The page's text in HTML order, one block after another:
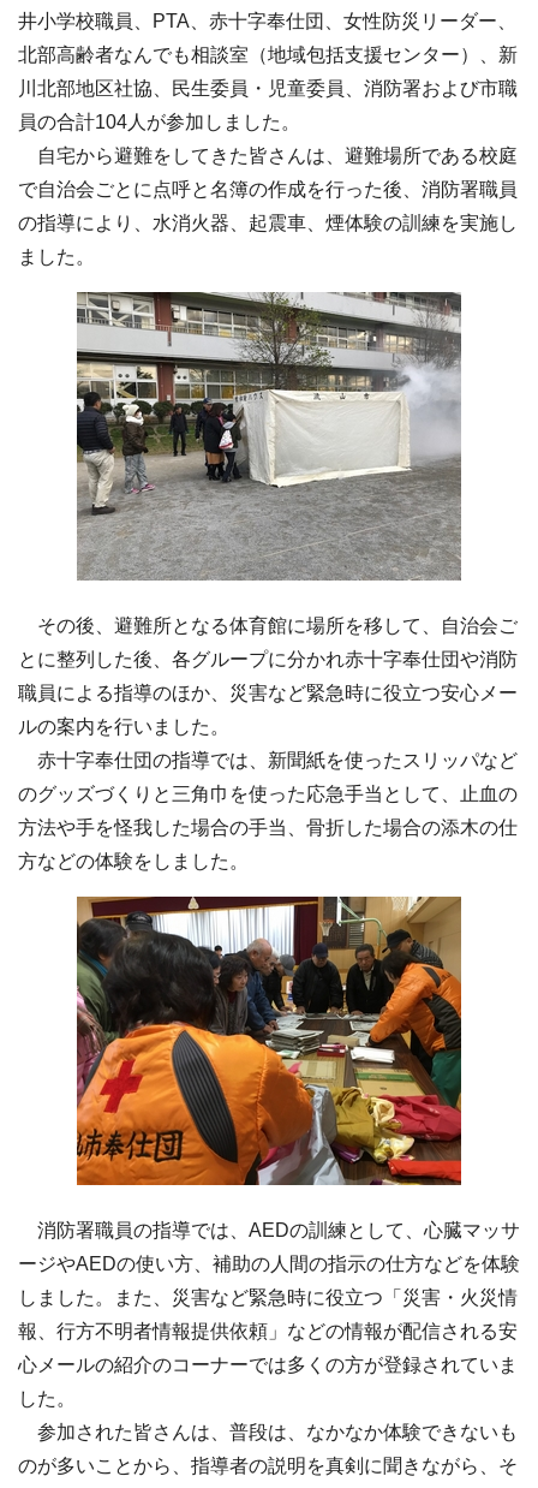
井小学校職員、PTA、赤十字奉仕団、女性防災リーダー、
北部高齢者なんでも相談室（地域包括支援センター）、新
川北部地区社協、民生委員・児童委員、消防署および市職
員の合計104人が参加しました。
自宅から避難をしてきた皆さんは、避難場所である校庭
で自治会ごとに点呼と名簿の作成を行った後、消防署職員
の指導により、水消火器、起震車、煙体験の訓練を実施し
ました。
その後、避難所となる体育館に場所を移して、自治会ご
とに整列した後、各グループに分かれ赤十字奉仕団や消防
職員による指導のほか、災害など緊急時に役立つ安心メー
ルの案内を行いました。
赤十字奉仕団の指導では、新聞紙を使ったスリッパなど
のグッズづくりと三角巾を使った応急手当として、止血の
方法や手を怪我した場合の手当、骨折した場合の添木の仕
方などの体験をしました。
消防署職員の指導では、AEDの訓練として、心臓マッサ
ージやAEDの使い方、補助の人間の指示の仕方などを体験
しました。また、災害など緊急時に役立つ「災害・火災情
報、行方不明者情報提供依頼」などの情報が配信される安
心メールの紹介のコーナーでは多くの方が登録されていま
した。
参加された皆さんは、普段は、なかなか体験できないも
のが多いことから、指導者の説明を真剣に聞きながら、そ